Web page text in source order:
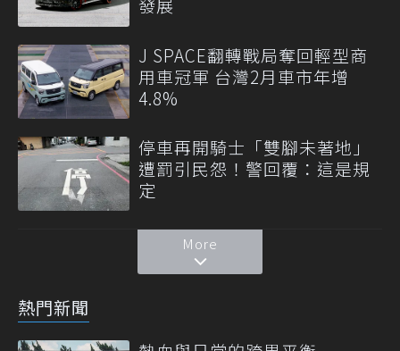
發展
J SPACE翻轉戰局奪回輕型商
用車冠軍 台灣2月車市年增
4.8%
停車再開騎士「雙腳未著地」
遭罰引民怨！警回覆：這是規
定
More
熱門新聞